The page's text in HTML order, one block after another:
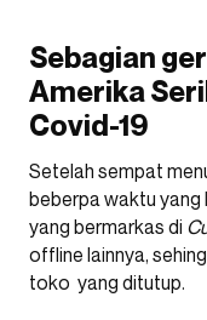
Sebagian
Amerika
Covid-19
Setelah sempat
beberpa waktu yang
yang bermarkas di
offline lainnya,
toko yang ditutup.